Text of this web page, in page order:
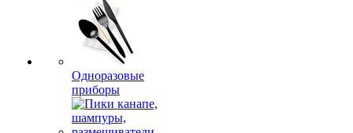
Одноразовые
приборы